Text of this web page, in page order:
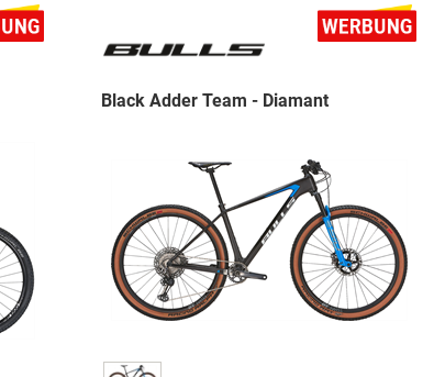
Black Adder Team - Diamant